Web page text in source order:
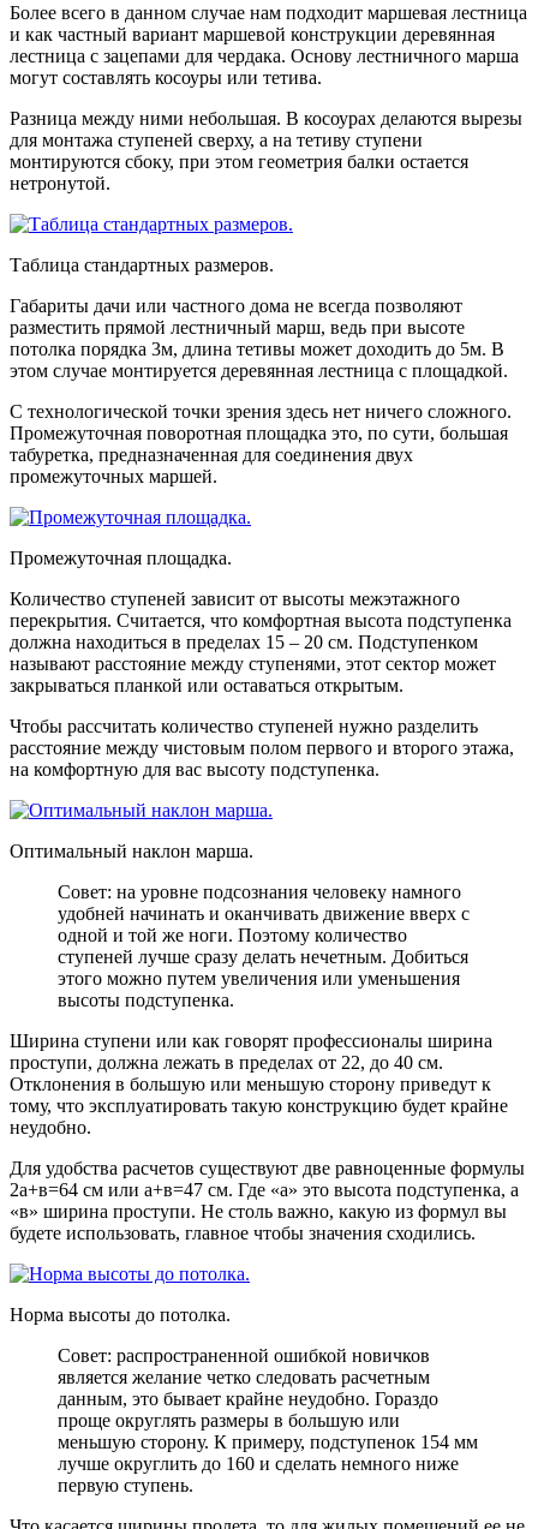
Более всего в данном случае нам подходит маршевая лестница
и как частный вариант маршевой конструкции деревянная
лестница с зацепами для чердака. Основу лестничного марша
могут составлять косоуры или тетива.
Разница между ними небольшая. В косоурах делаются вырезы
для монтажа ступеней сверху, а на тетиву ступени
монтируются сбоку, при этом геометрия балки остается
нетронутой.
Таблица стандартных размеров.
Габариты дачи или частного дома не всегда позволяют
разместить прямой лестничный марш, ведь при высоте
потолка порядка 3м, длина тетивы может доходить до 5м. В
этом случае монтируется деревянная лестница с площадкой.
С технологической точки зрения здесь нет ничего сложного.
Промежуточная поворотная площадка это, по сути, большая
табуретка, предназначенная для соединения двух
промежуточных маршей.
Промежуточная площадка.
Количество ступеней зависит от высоты межэтажного
перекрытия. Считается, что комфортная высота подступенка
должна находиться в пределах 15 – 20 см. Подступенком
называют расстояние между ступенями, этот сектор может
закрываться планкой или оставаться открытым.
Чтобы рассчитать количество ступеней нужно разделить
расстояние между чистовым полом первого и второго этажа,
на комфортную для вас высоту подступенка.
Оптимальный наклон марша.
Совет: на уровне подсознания человеку намного
удобней начинать и оканчивать движение вверх с
одной и той же ноги. Поэтому количество
ступеней лучше сразу делать нечетным. Добиться
этого можно путем увеличения или уменьшения
высоты подступенка.
Ширина ступени или как говорят профессионалы ширина
проступи, должна лежать в пределах от 22, до 40 см.
Отклонения в большую или меньшую сторону приведут к
тому, что эксплуатировать такую конструкцию будет крайне
неудобно.
Для удобства расчетов существуют две равноценные формулы
2а+в=64 см или а+в=47 см. Где «а» это высота подступенка, а
«в» ширина проступи. Не столь важно, какую из формул вы
будете использовать, главное чтобы значения сходились.
Норма высоты до потолка.
Совет: распространенной ошибкой новичков
является желание четко следовать расчетным
данным, это бывает крайне неудобно. Гораздо
проще округлять размеры в большую или
меньшую сторону. К примеру, подступенок 154 мм
лучше округлить до 160 и сделать немного ниже
первую ступень.